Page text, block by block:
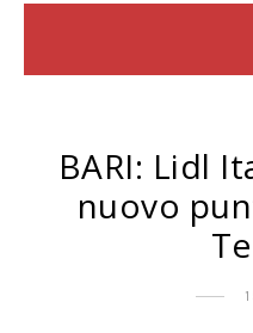
BARI: Lidl
nuovo